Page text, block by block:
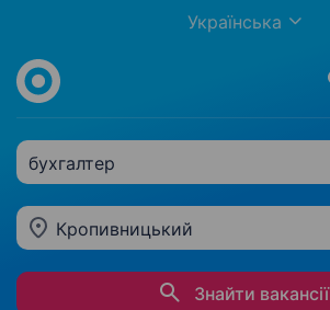
Українська
бухгалтер
Кропивницький
Знайти вакансії